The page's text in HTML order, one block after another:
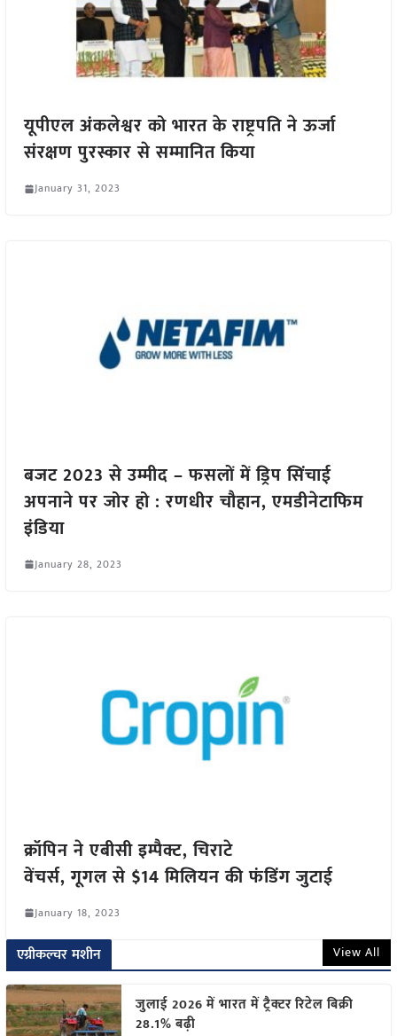
यूपीएल अंकलेश्वर को भारत के राष्ट्रपति ने ऊर्जा
संरक्षण पुरस्कार से सम्मानित किया
January 31, 2023
बजट 2023 से उम्मीद – फसलों में ड्रिप सिंचाई
अपनाने पर जोर हो : रणधीर चौहान, एमडीनेटाफिम
इंडिया
January 28, 2023
क्रॉपिन ने एबीसी इम्पैक्ट, चिराटे
वेंचर्स, गूगल से $14 मिलियन की फंडिंग जुटाई
January 18, 2023
एग्रीकल्चर मशीन View All
जुलाई 2026 में भारत में ट्रैक्टर रिटेल बिक्री
28.1% बढ़ी